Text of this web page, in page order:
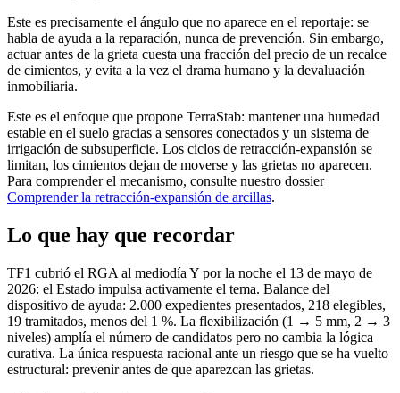
Este es precisamente el ángulo que no aparece en el reportaje: se
habla de ayuda a la reparación, nunca de prevención. Sin embargo,
actuar antes de la grieta cuesta una fracción del precio de un recalce
de cimientos, y evita a la vez el drama humano y la devaluación
inmobiliaria.
Este es el enfoque que propone TerraStab: mantener una humedad
estable en el suelo gracias a sensores conectados y un sistema de
irrigación de subsuperficie. Los ciclos de retracción-expansión se
limitan, los cimientos dejan de moverse y las grietas no aparecen.
Para comprender el mecanismo, consulte nuestro dossier
Comprender la retracción-expansión de arcillas.
Lo que hay que recordar
TF1 cubrió el RGA al mediodía Y por la noche el 13 de mayo de
2026: el Estado impulsa activamente el tema. Balance del
dispositivo de ayuda: 2.000 expedientes presentados, 218 elegibles,
19 tramitados, menos del 1 %. La flexibilización (1 → 5 mm, 2 → 3
niveles) amplía el número de candidatos pero no cambia la lógica
curativa. La única respuesta racional ante un riesgo que se ha vuelto
estructural: prevenir antes de que aparezcan las grietas.